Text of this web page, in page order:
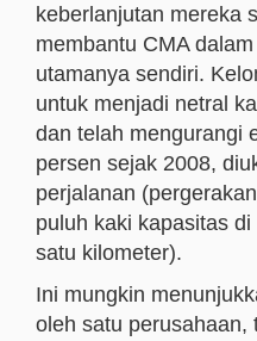
keberlanjutan mereka
membantu CMA
utamanya sendiri.
untuk menjadi netral
dan telah mengurangi
persen sejak 2008,
perjalanan
puluh kaki kapasitas
satu kilometer).
Ini mungkin
oleh satu perusahaan,